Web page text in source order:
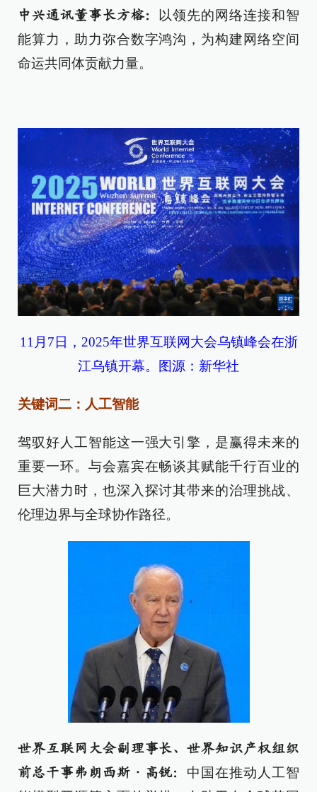
中兴通讯董事长方榕： 以领先的网络连接和智
能算力，助力弥合数字鸿沟，为构建网络空间
命运共同体贡献力量。
11月7日，2025年世界互联网大会乌镇峰会在浙
江乌镇开幕。图源：新华社
关键词二：人工智能
驾驭好人工智能这一强大引擎，是赢得未来的
重要一环。与会嘉宾在畅谈其赋能千行百业的
巨大潜力时，也深入探讨其带来的治理挑战、
伦理边界与全球协作路径。
世界互联网大会副理事长、世界知识产权组织
前总干事弗朗西斯·高锐： 中国在推动人工智